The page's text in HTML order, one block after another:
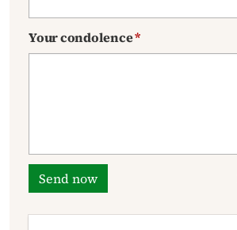
Your condolence*
Send now